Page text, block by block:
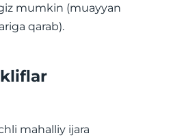
mumkin (muayyan
qarab).
mahalliy ijara